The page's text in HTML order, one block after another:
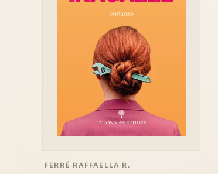
FERRÉ RAFFAELLA R.